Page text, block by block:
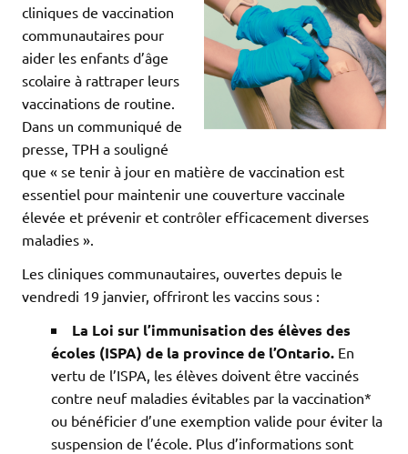
cliniques de vaccination
communautaires pour
aider les enfants d’âge
scolaire à rattraper leurs
vaccinations de routine.
Dans un communiqué de
presse, TPH a souligné
que « se tenir à jour en matière de vaccination est
essentiel pour maintenir une couverture vaccinale
élevée et prévenir et contrôler efficacement diverses
maladies ».
Les cliniques communautaires, ouvertes depuis le
vendredi 19 janvier, offriront les vaccins sous :
La Loi sur l’immunisation des élèves des
écoles (ISPA) de la province de l’Ontario. En
vertu de l’ISPA, les élèves doivent être vaccinés
contre neuf maladies évitables par la vaccination*
ou bénéficier d’une exemption valide pour éviter la
suspension de l’école. Plus d’informations sont